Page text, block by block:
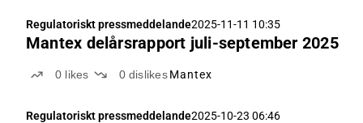
Regulatoriskt pressmeddelande2025-11-11 10:35
Mantex delårsrapport juli-september 2025
0 likes 0 dislikes Mantex
Regulatoriskt pressmeddelande2025-10-23 06:46